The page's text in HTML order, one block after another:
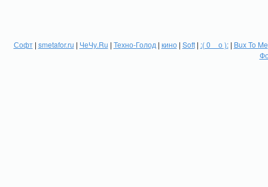
Софт| smetafor.ru | ЧеЧу.Ru | Техно-Голод | кино| Soft| :( 0 _ о ):| Bux To Me